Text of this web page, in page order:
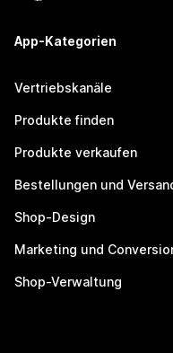
App-Kategorien
Vertriebskanäle
Produkte finden
Produkte verkaufen
Bestellungen und
Shop-Design
Marketing und
Shop-Verwaltung